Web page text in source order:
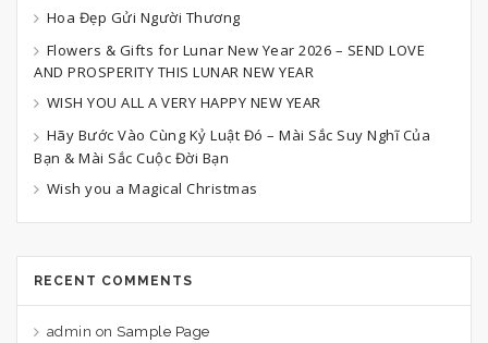
Hoa Đẹp Gửi Người Thương
Flowers & Gifts for Lunar New Year 2026 – SEND LOVE
AND PROSPERITY THIS LUNAR NEW YEAR
WISH YOU ALL A VERY HAPPY NEW YEAR
Hãy Bước Vào Cùng Kỷ Luật Đó – Mài Sắc Suy Nghĩ Của
Bạn & Mài Sắc Cuộc Đời Bạn
Wish you a Magical Christmas
RECENT COMMENTS
admin on Sample Page